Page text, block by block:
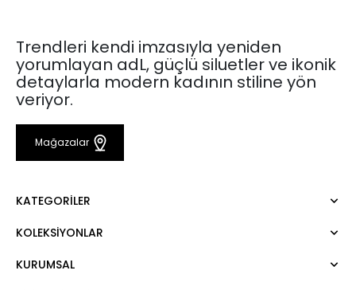
Trendleri kendi imzasıyla yeniden
yorumlayan adL, güçlü siluetler ve ikonik
detaylarla modern kadının stiline yön
veriyor.
Mağazalar
KATEGORILER
Elbise
KOLEKSIYONLAR
Mert Aslan
KURUMSAL